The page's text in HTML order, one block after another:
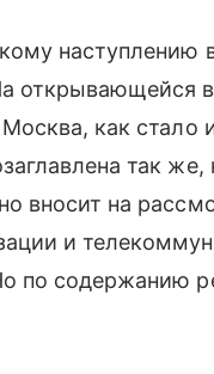
открывающейся
как стало
так же,
вносит на
и
по содержанию